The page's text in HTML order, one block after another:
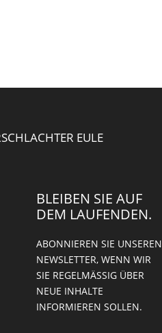
EULE
BLEIBEN SIE AUF
DEM LAUFENDEN.
ABONNIEREN SIE UNSEREN
NEWSLETTER, WENN WIR
SIE REGELMÄSSIG ÜBER N
EUE INHALTE I
NFORMIEREN SOLLEN.